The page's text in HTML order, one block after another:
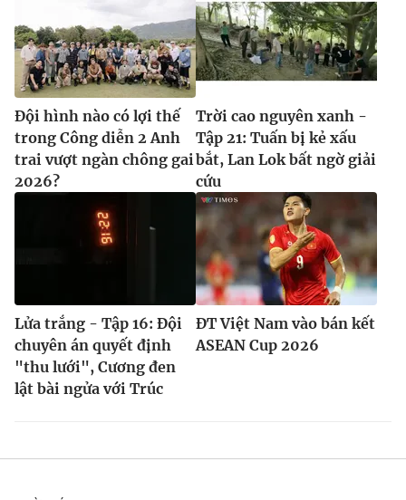
Đội hình nào có lợi thế
trong Công diễn 2 Anh
trai vượt ngàn chông gai
2026?
Trời cao nguyên xanh -
Tập 21: Tuấn bị kẻ xấu
bắt, Lan Lok bất ngờ giải
cứu
Lửa trắng - Tập 16: Đội
chuyên án quyết định
"thu lưới", Cương đen
lật bài ngửa với Trúc
ĐT Việt Nam vào bán kết
ASEAN Cup 2026